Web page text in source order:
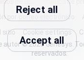
de uso
Política de
por correo electrónico
sitio
Cookie settings
autor © 2026 Genesys.
reservados.
Reject all
Accept all